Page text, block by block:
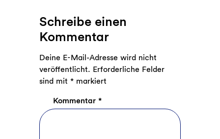
Schreibe einen
Kommentar
Deine E-Mail-Adresse wird nicht
veröffentlicht. Erforderliche Felder
sind mit *markiert
Kommentar *